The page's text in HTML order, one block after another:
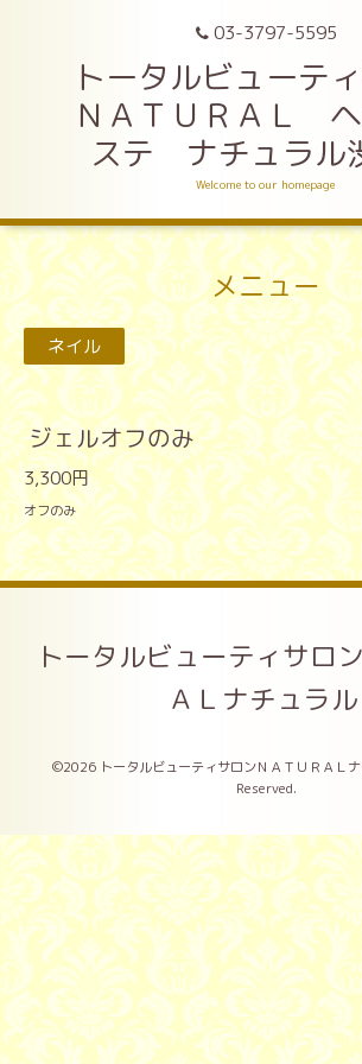
03-3797-5595
トータルビューテ
ＮＡＴＵＲＡＬ
ステ ナチュラル
Welcome to our homepage
メニュー
ネイル
ジェルオフのみ
3,300円
オフのみ
トータルビューティサロ
ＡＬナチュラル
©2026 トータルビューティサロンＮＡＴＵＲＡＬ
Reserved.